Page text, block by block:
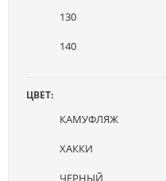
130
140
ЦВЕТ:
КАМУФЛЯЖ
ХАККИ
ЧЕРНЫЙ